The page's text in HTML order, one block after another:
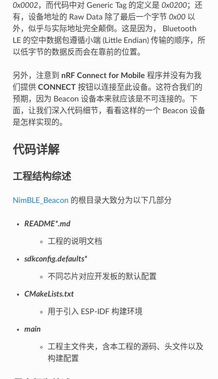
0x0002，而代码中对 Generic Tag 的定义是 0x0200；还
有，设备地址的 Raw Data 除了最后一个字节 0x00以
外，似乎与实际地址完全颠倒。这是因为， Bluetooth
LE 的空中数据包遵循小端 (Little Endian) 传输的顺序，所
以低字节的数据反而会在靠前的位置。
另外，注意到 nRF Connect for Mobile 程序并没有为我
们提供 CONNECT按钮以连接至此设备。这符合我们的
预期，因为 Beacon 设备本来就应该是不可连接的。下
面，让我们深入代码细节，看看这样的一个 Beacon 设备
是怎样实现的。
代码详解
工程结构综述
NimBLE_Beacon 的根目录大致分为以下几部分
README*.md
工程的说明文档
sdkconfig.defaults*
不同芯片对应开发板的默认配置
CMakeLists.txt
用于引入 ESP-IDF 构建环境
main
工程主文件夹，含本工程的源码、头文件以及
构建配置